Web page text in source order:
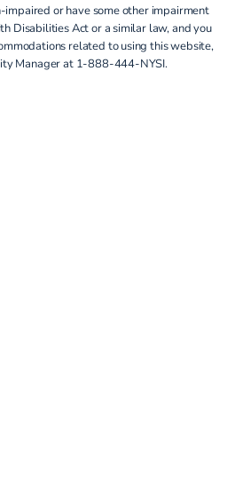
impaired or have some other impairment
Disabilities Act or a similar law, and you
related to using this website,
Manager at 1-888-444-NYSI.